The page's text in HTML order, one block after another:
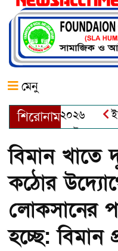
মেনু
শিরোনাম
খালেক এর ইন্তেকাল
বিমান খাতে
কঠোর
লোকসানের
হচ্ছে: বিমান